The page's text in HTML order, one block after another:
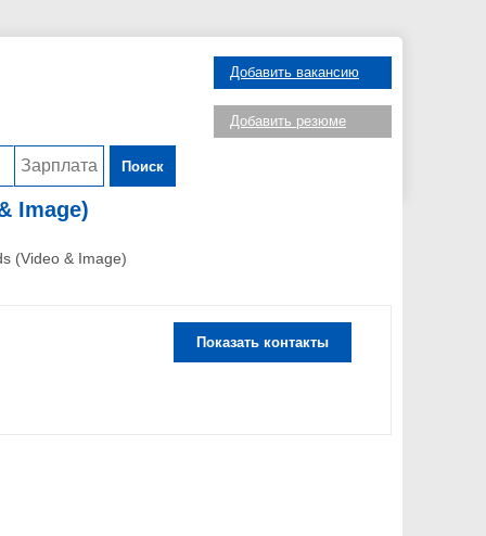
Поиск
Добавить вакансию
Добавить резюме
Image)
(Video & Image)
Показать контакты